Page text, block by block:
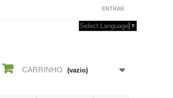
ENTRAR
Select Language ▼
CARRINHO (vazio)